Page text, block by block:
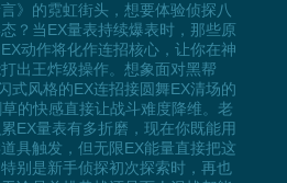
》的霓虹街头，想要体验侦探八
？当EX量表持续爆表时，那些原
动作将化作连招核心，让你在神
出王炸级操作。想象面对黑帮
式风格的EX连招接圆舞EX清场的
的快感直接让战斗难度降维。老
EX量表有多折磨，现在你既能用
具触发，但无限EX能量直接把这
别是新手侦探初次探索时，再也